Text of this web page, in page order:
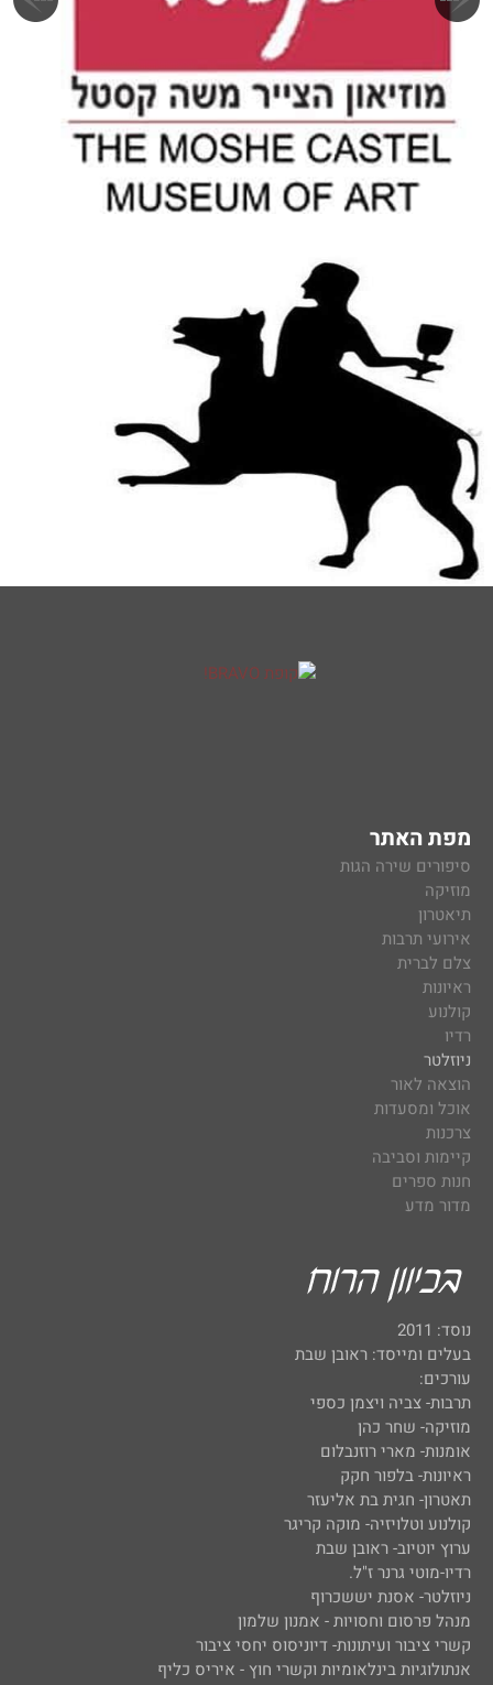
מפת האתר
סיפורים שירה הגות
מוזיקה
תיאטרון
אירועי תרבות
צלם לברית
ראיונות
קולנוע
רדיו
ניוזלטר
הוצאה לאור
אוכל ומסעדות
צרכנות
קיימות וסביבה
חנות ספרים
מדור מדע
נוסד: 2011
בעלים ומייסד: ראובן שבת
עורכים:
תרבות- צביה ויצמן כספי
מוזיקה- שחר כהן
אומנות- מארי רוזנבלום
ראיונות- בלפור חקק
תאטרון- חגית בת אליעזר
קולנוע וטלויזיה- מוקה קריגר
ערוץ יוטיוב- ראובן שבת
רדיו-מוטי גרנר ז"ל.
ניוזלטר- אסנת יששכרוף
מנהל פרסום וחסויות - אמנון שלמון
קשרי ציבור ועיתונות- דיוניסוס יחסי ציבור
אנתולוגיות בינלאומיות וקשרי חוץ - איריס כליף